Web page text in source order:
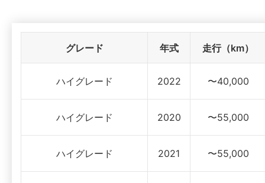
グレード 年式 走行（km）
ハイグレード 2022 〜40,000
ハイグレード 2020 〜55,000
ハイグレード 2021 〜55,000